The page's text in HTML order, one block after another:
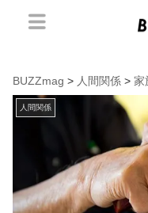
BUZZmag > 人間関係 > 家
人間関係